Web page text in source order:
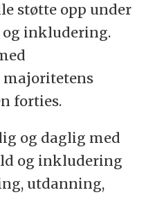
støtte opp under
inkludering.
forties.
og daglig med
og inkludering
utdanning,